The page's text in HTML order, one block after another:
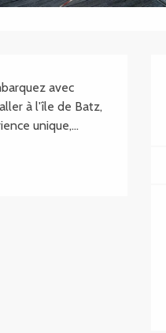
avec
à l'île de Batz,
unique,...